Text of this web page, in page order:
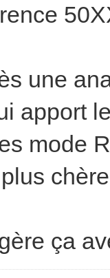
une
apport
mode
ça